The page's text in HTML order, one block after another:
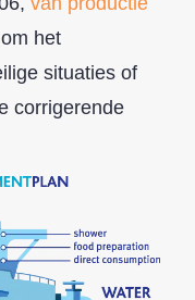
het
situaties of
corrigerende